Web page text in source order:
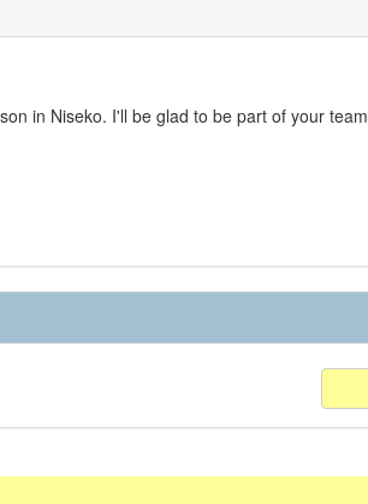
in Niseko. I'll be glad to be part of your